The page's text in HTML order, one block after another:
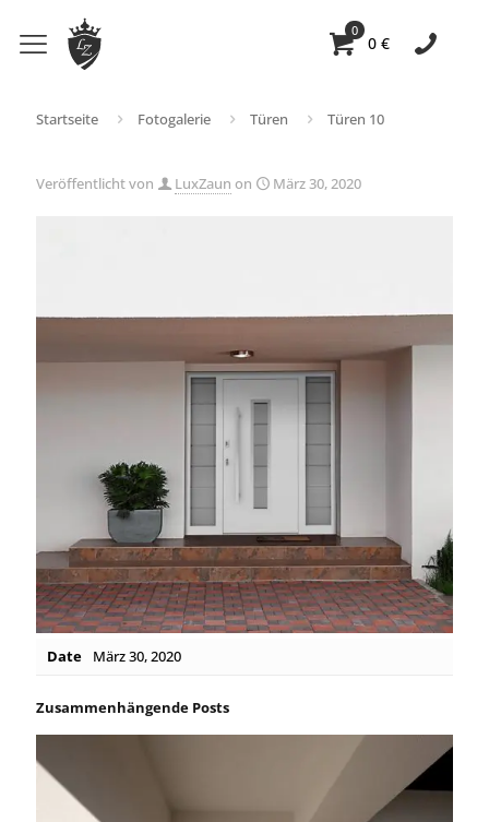
0
0 €
Startseite Fotogalerie Türen Türen 10
Veröffentlicht von LuxZaun on März 30, 2020
Date März 30, 2020
Zusammenhängende Posts